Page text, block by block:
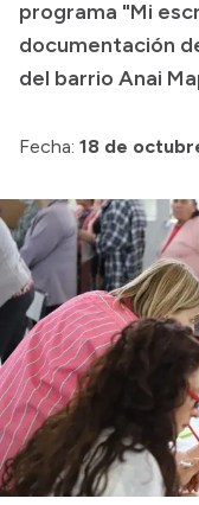
Consulta de
programa "Mi
documentación
del barrio Anai
Fecha: 18 de